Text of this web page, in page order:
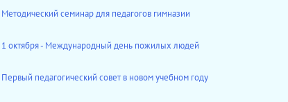
Методический семинар для педагогов гимназии
1 октября - Международный день пожилых людей
Первый педагогический совет в новом учебном году